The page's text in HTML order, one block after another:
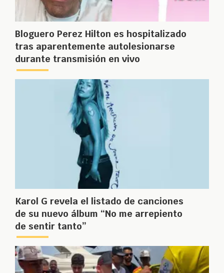
Bloguero Perez Hilton es hospitalizado
tras aparentemente autolesionarse
durante transmisión en vivo
Karol G revela el listado de canciones
de su nuevo álbum “No me arrepiento
de sentir tanto”